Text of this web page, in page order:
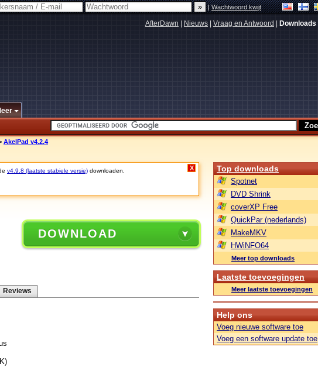
|Wachtwoord kwijt
AfterDawn Nieuws Vraag en Antwoord Downloads
AkelPad v4.2.4
v4.9.8 (laatste stabiele versie) downloaden. X
DOWNLOAD
Reviews
Top downloads
Spotnet
DVD Shrink
coverXP Free
QuickPar (nederlands)
MakeMKV
HWiNFO64
Meer top downloads
Laatste toevoegingen
Meer laatste toevoegingen
Help ons
Voeg nieuwe software toe
Voeg een software update toe